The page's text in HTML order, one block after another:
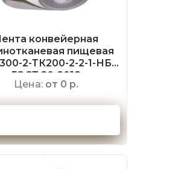
конвейерная
пищевая
2-ТК200-2-2-1-НБ
ГОСТ 20-2018
Цена: от 0 р.